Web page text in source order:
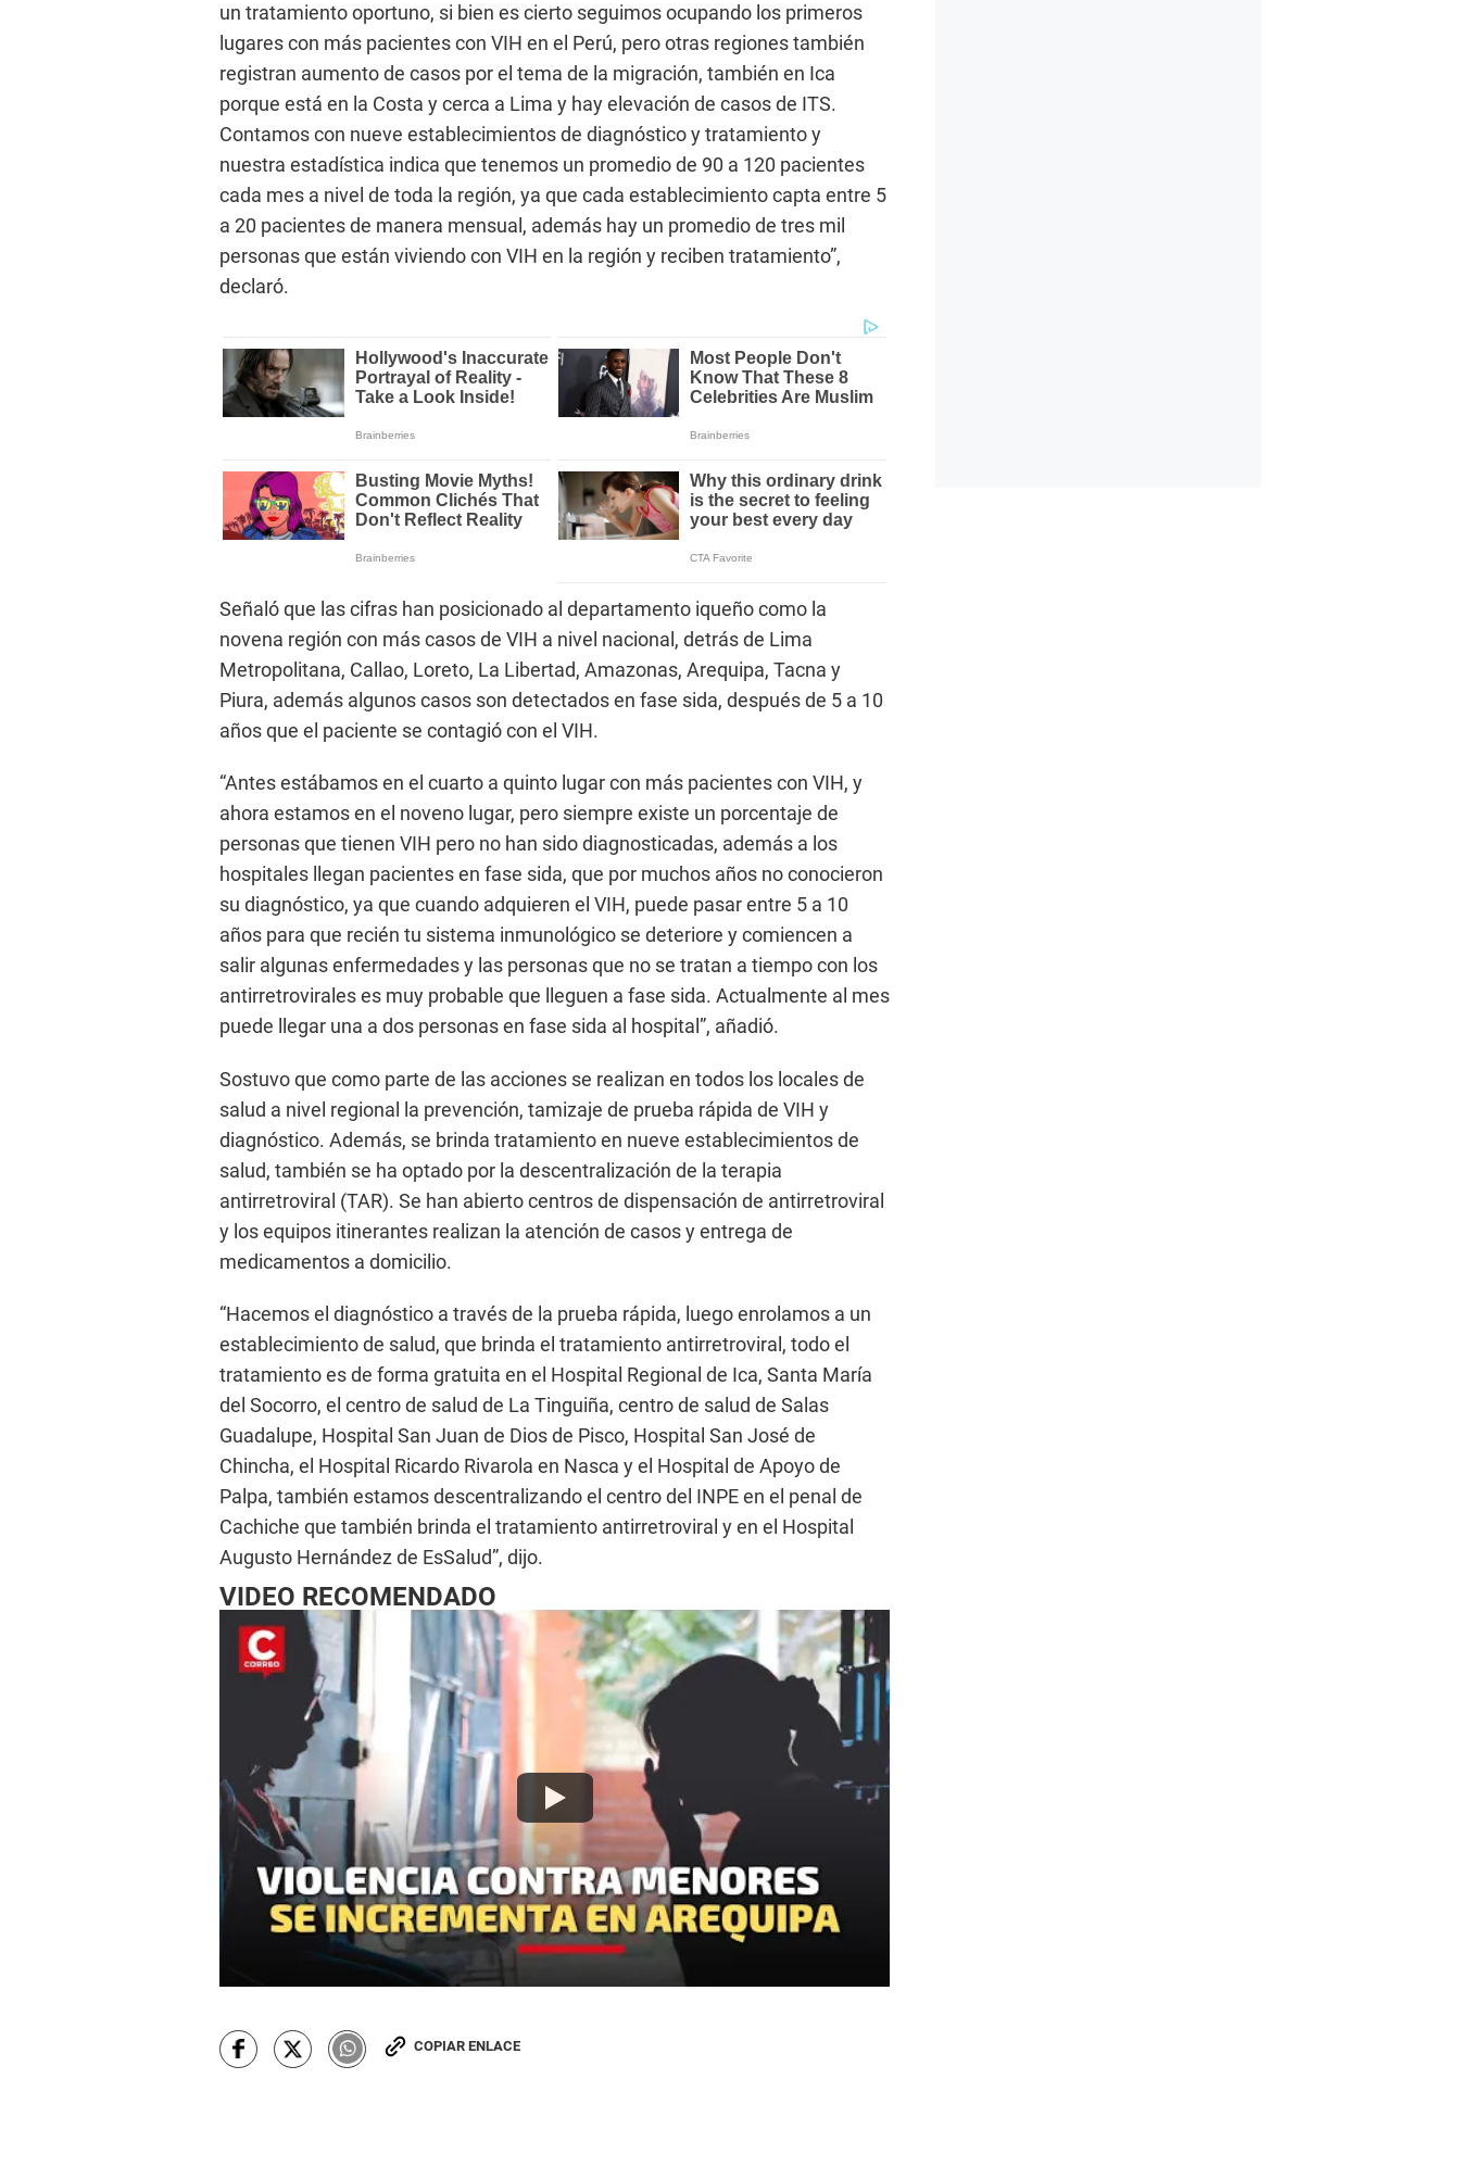
un tratamiento oportuno, si bien es cierto seguimos ocupando los primeros
lugares con más pacientes con VIH en el Perú, pero otras regiones también
registran aumento de casos por el tema de la migración, también en Ica
porque está en la Costa y cerca a Lima y hay elevación de casos de ITS.
Contamos con nueve establecimientos de diagnóstico y tratamiento y
nuestra estadística indica que tenemos un promedio de 90 a 120 pacientes
cada mes a nivel de toda la región, ya que cada establecimiento capta entre 5
a 20 pacientes de manera mensual, además hay un promedio de tres mil
personas que están viviendo con VIH en la región y reciben tratamiento”,
declaró.
Señaló que las cifras han posicionado al departamento iqueño como la
novena región con más casos de VIH a nivel nacional, detrás de Lima
Metropolitana, Callao, Loreto, La Libertad, Amazonas, Arequipa, Tacna y
Piura, además algunos casos son detectados en fase sida, después de 5 a 10
años que el paciente se contagió con el VIH.
“Antes estábamos en el cuarto a quinto lugar con más pacientes con VIH, y
ahora estamos en el noveno lugar, pero siempre existe un porcentaje de
personas que tienen VIH pero no han sido diagnosticadas, además a los
hospitales llegan pacientes en fase sida, que por muchos años no conocieron
su diagnóstico, ya que cuando adquieren el VIH, puede pasar entre 5 a 10
años para que recién tu sistema inmunológico se deteriore y comiencen a
salir algunas enfermedades y las personas que no se tratan a tiempo con los
antirretrovirales es muy probable que lleguen a fase sida. Actualmente al mes
puede llegar una a dos personas en fase sida al hospital”, añadió.
Sostuvo que como parte de las acciones se realizan en todos los locales de
salud a nivel regional la prevención, tamizaje de prueba rápida de VIH y
diagnóstico. Además, se brinda tratamiento en nueve establecimientos de
salud, también se ha optado por la descentralización de la terapia
antirretroviral (TAR). Se han abierto centros de dispensación de antirretroviral
y los equipos itinerantes realizan la atención de casos y entrega de
medicamentos a domicilio.
“Hacemos el diagnóstico a través de la prueba rápida, luego enrolamos a un
establecimiento de salud, que brinda el tratamiento antirretroviral, todo el
tratamiento es de forma gratuita en el Hospital Regional de Ica, Santa María
del Socorro, el centro de salud de La Tinguiña, centro de salud de Salas
Guadalupe, Hospital San Juan de Dios de Pisco, Hospital San José de
Chincha, el Hospital Ricardo Rivarola en Nasca y el Hospital de Apoyo de
Palpa, también estamos descentralizando el centro del INPE en el penal de
Cachiche que también brinda el tratamiento antirretroviral y en el Hospital
Augusto Hernández de EsSalud”, dijo.
VIDEO RECOMENDADO
COPIAR ENLACE